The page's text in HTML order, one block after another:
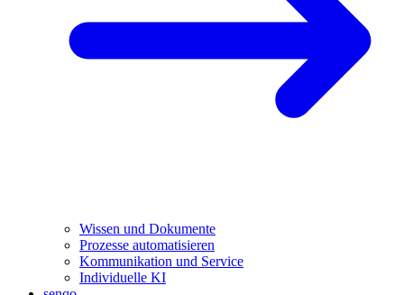
Wissen und Dokumente
Prozesse automatisieren
Kommunikation und Service
Individuelle KI